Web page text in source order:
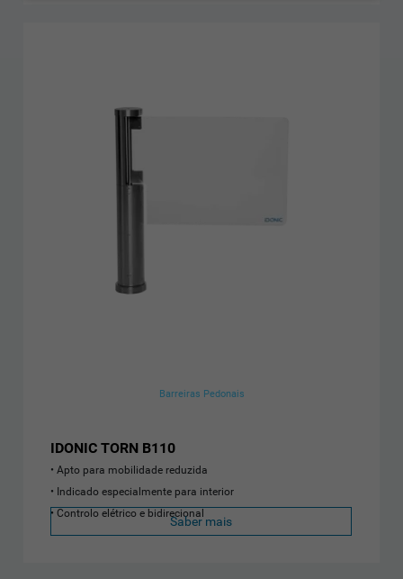
Barreiras Pedonais
IDONIC TORN B110
Apto para mobilidade reduzida
Indicado especialmente para interior
Controlo elétrico e bidirecional
Saber mais